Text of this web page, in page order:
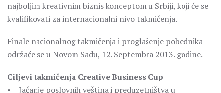
najboljim kreativnim biznis konceptom u Srbiji, koji će se
kvalifikovati za internacionalni nivo takmičenja.
Finale nacionalnog takmičenja i proglašenje pobednika
održaće se u Novom Sadu, 12. Septembra 2013. godine.
Ciljevi takmičenja Creative Business Cup
• Jačanje poslovnih veština i preduzetništva u